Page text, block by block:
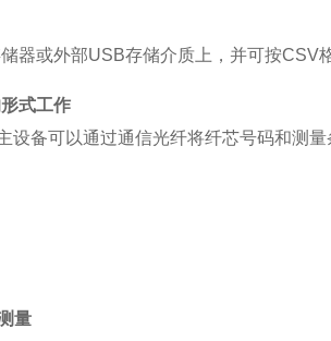
器或外部USB存储介质上，并可按CSV
式工作
设备可以通过通信光纤将纤芯号码和测
量